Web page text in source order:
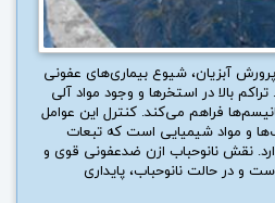
آبزیان، شیوع بیماری‌های عفونی
بالا در استخرها و وجود مواد آلی
فراهم می‌کند. کنترل این عوامل
و مواد شیمیایی است که تبعات
نقش نانوحباب ازن ضدعفونی قوی و
و در حالت نانوحباب، پایداری